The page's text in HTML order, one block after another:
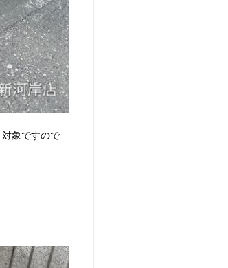
対象ですので